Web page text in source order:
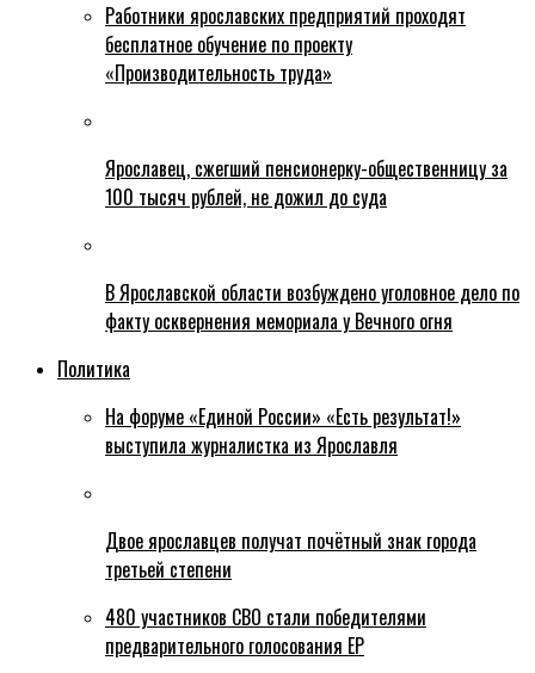
Работники ярославских предприятий проходят
бесплатное обучение по проекту
«Производительность труда»
Ярославец, сжегший пенсионерку-общественницу за
100 тысяч рублей, не дожил до суда
В Ярославской области возбуждено уголовное дело по
факту осквернения мемориала у Вечного огня
Политика
На форуме «Единой России» «Есть результат!»
выступила журналистка из Ярославля
Двое ярославцев получат почётный знак города
третьей степени
480 участников СВО стали победителями
предварительного голосования ЕР